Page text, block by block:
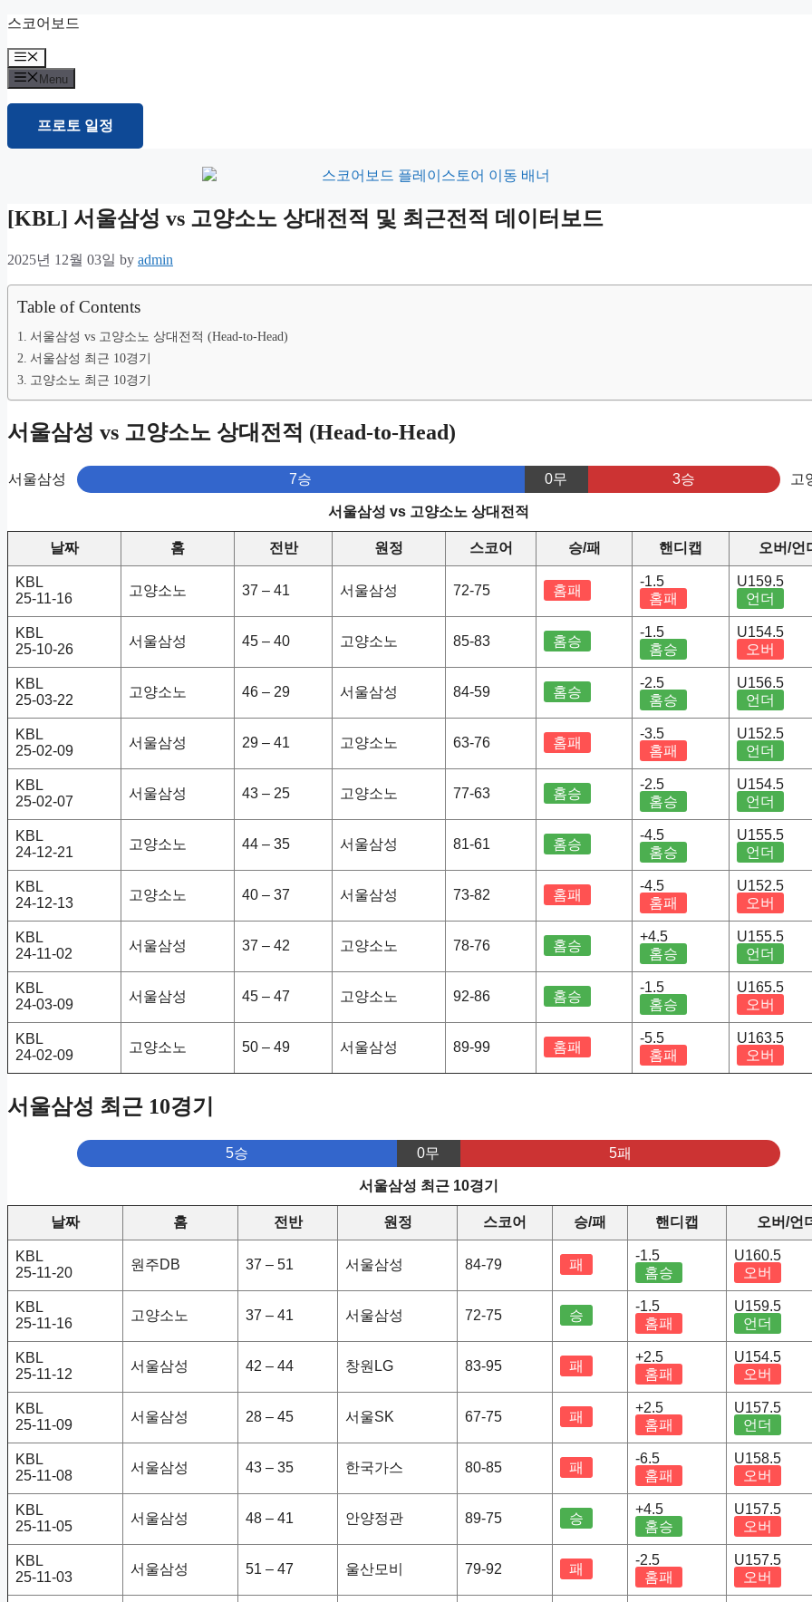
Skip
content
스코어보드
Menu
Menu
프로토 일정
[KBL] 서울삼성 vs 고양소노 상대전적 및 최근전적 데이터보드
2025년 12월 03일 by admin
Table of Contents
서울삼성 vs 고양소노 상대전적 (Head-to-Head)
서울삼성 최근 10경기
고양소노 최근 10경기
서울삼성 vs 고양소노 상대전적 (Head-to-Head)
서울삼성 7승 0무 3승 고
서울삼성 vs 고양소노 상대전적
날짜 홈 전반 원정 스코어 승/패 핸디캡 오버/언
KBL
25-11-16
고양소노 37 – 41 서울삼성 72-75 홈패
-1.5
홈패
U159.5
언더
KBL
25-10-26
서울삼성 45 – 40 고양소노 85-83 홈승
-1.5
홈승
U154.5
오버
KBL
25-03-22
고양소노 46 – 29 서울삼성 84-59 홈승
-2.5
홈승
U156.5
언더
KBL
25-02-09
서울삼성 29 – 41 고양소노 63-76 홈패
-3.5
홈패
U152.5
언더
KBL
25-02-07
서울삼성 43 – 25 고양소노 77-63 홈승
-2.5
홈승
U154.5
언더
KBL
24-12-21
고양소노 44 – 35 서울삼성 81-61 홈승
-4.5
홈승
U155.5
언더
KBL
24-12-13
고양소노 40 – 37 서울삼성 73-82 홈패
-4.5
홈패
U152.5
오버
KBL
24-11-02
서울삼성 37 – 42 고양소노 78-76 홈승
+4.5
홈승
U155.5
언더
KBL
24-03-09
서울삼성 45 – 47 고양소노 92-86 홈승
-1.5
홈승
U165.5
오버
KBL
24-02-09
고양소노 50 – 49 서울삼성 89-99 홈패
-5.5
홈패
U163.5
오버
서울삼성 최근 10경기
5승 0무 5패
서울삼성 최근 10경기
날짜 홈 전반 원정 스코어 승/패 핸디캡 오버/언
KBL
25-11-20
원주DB 37 – 51 서울삼성 84-79 패
-1.5
홈승
U160.5
오버
KBL
25-11-16
고양소노 37 – 41 서울삼성 72-75 승
-1.5
홈패
U159.5
언더
KBL
25-11-12
서울삼성 42 – 44 창원LG 83-95 패
+2.5
홈패
U154.5
오버
KBL
25-11-09
서울삼성 28 – 45 서울SK 67-75 패
+2.5
홈패
U157.5
언더
KBL
25-11-08
서울삼성 43 – 35 한국가스 80-85 패
-6.5
홈패
U158.5
오버
KBL
25-11-05
서울삼성 48 – 41 안양정관 89-75 승
+4.5
홈승
U157.5
오버
KBL
25-11-03
서울삼성 51 – 47 울산모비 79-92 패
-2.5
홈패
U157.5
오버